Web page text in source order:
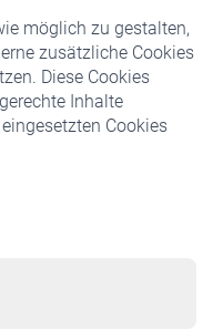
möglich zu gestalten,
zusätzliche Cookies
Diese Cookies
Inhalte
Cookies